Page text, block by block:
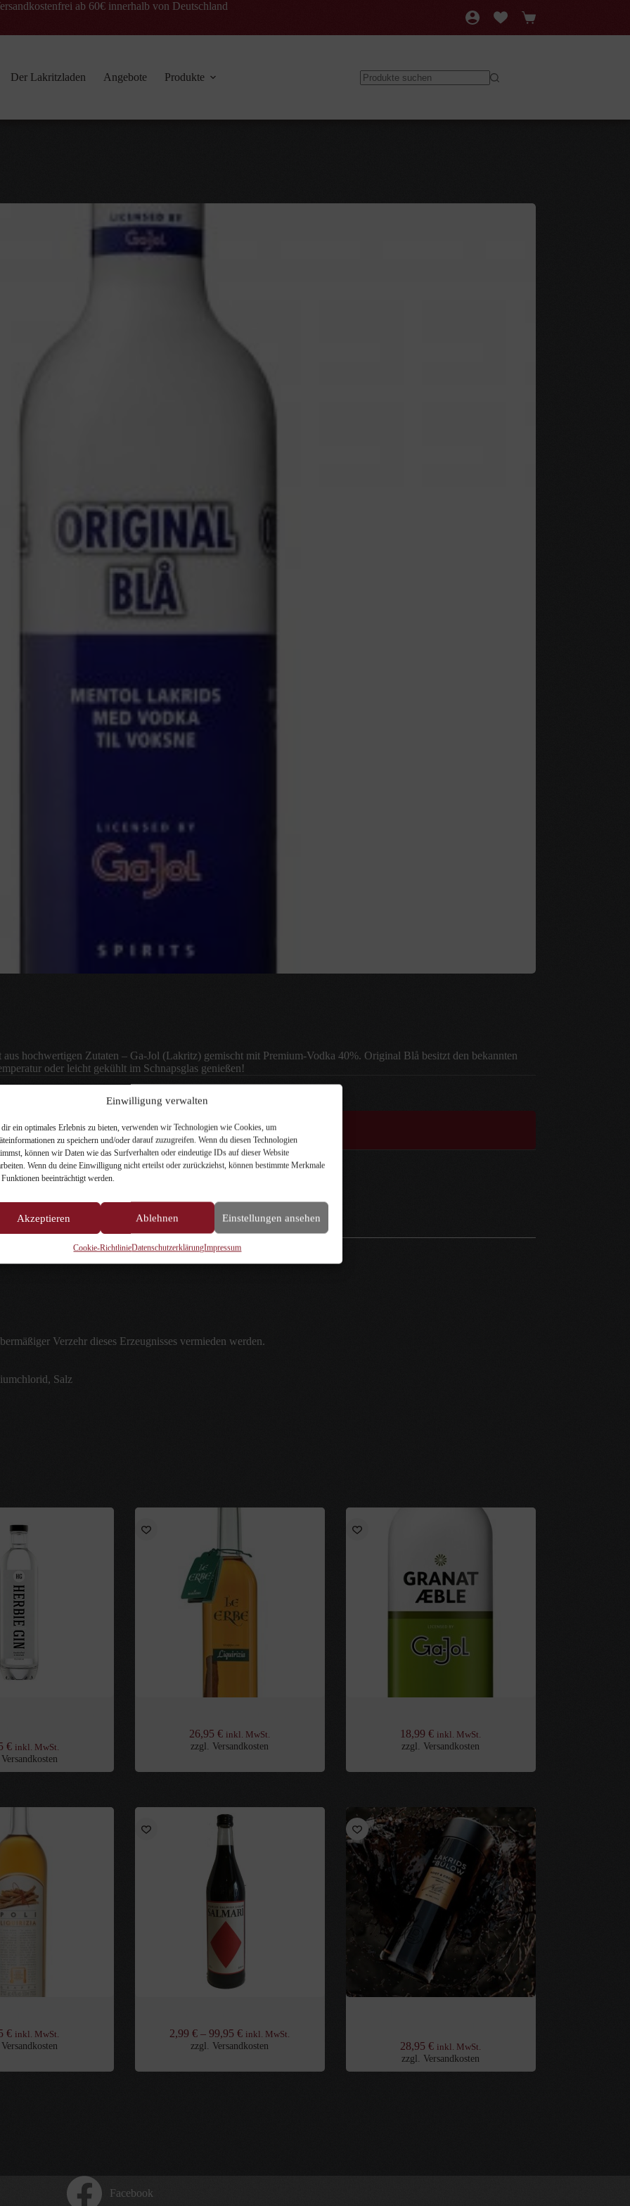
Einwilligung verwalten
ein optimales Erlebnis zu bieten, verwenden wir Technologien wie Cookies, um
zu speichern und/oder darauf zuzugreifen. Wenn du diesen Technologien
können wir Daten wie das Surfverhalten oder eindeutige IDs auf dieser Website
Wenn du deine Einwilligung nicht erteilst oder zurückziehst, können bestimmte Merkmale
beeinträchtigt werden.
Akzeptieren Ablehnen Einstellungen ansehen
Cookie-RichtlinieDatenschutzerklärungImpressum
ab 60€ innerhalb von Deutschland
Warenkorb
Der Lakritzladen Angebote Produkte
hochwertigen Zutaten – Ga-Jol (Lakritz) gemischt mit Premium-Vodka 40%. Original Blå besitzt den bekannten
oder leicht gekühlt im Schnapsglas genießen!
In den Warenkorb
Zusätzliche Informationen Rezensionen (0)
Verzehr dieses Erzeugnisses vermieden werden.
Salz
€ inkl. MwSt.
Versandkosten
26,95€ inkl. MwSt.
zzgl. Versandkosten
18,99€ inkl. MwSt.
zzgl. Versandkosten
€ inkl. MwSt.
Versandkosten
2,99€ –99,95€ inkl. MwSt.
zzgl. Versandkosten
28,95€ inkl. MwSt.
zzgl. Versandkosten
Facebook